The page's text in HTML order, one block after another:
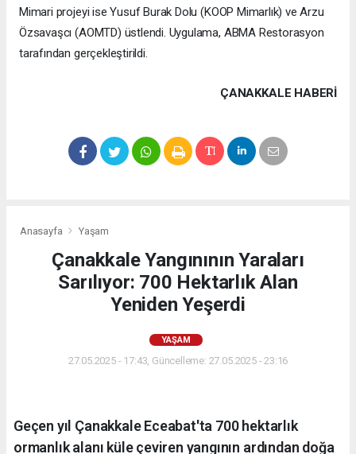
Mimari projeyi ise Yusuf Burak Dolu (KOOP Mimarlık) ve Arzu
Özsavaşcı (AOMTD) üstlendi. Uygulama, ABMA Restorasyon
tarafından gerçekleştirildi.
ÇANAKKALE HABERİ
Anasayfa Yaşam
Çanakkale Yangınının Yaraları
Sarılıyor: 700 Hektarlık Alan
Yeniden Yeşerdi
YAŞAM
27.05.2025 - 17:43, Güncelleme: 27.05.2025 - 23:16
Geçen yıl Çanakkale Eceabat'ta 700 hektarlık
ormanlık alanı küle çeviren yangının ardından doğa